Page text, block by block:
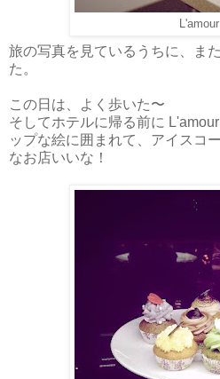
L'amour
旅の写真を見ているうちに、ま
た。
この日は、よく歩いた〜
そしてホテルに帰る前に
ップな絵に囲まれて、アイスコ
なお店いいな！